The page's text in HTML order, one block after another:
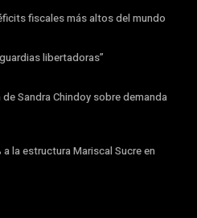
fiscales más altos del mundo
libertadoras”
Sandra Chindoy sobre demanda
la estructura Mariscal Sucre en